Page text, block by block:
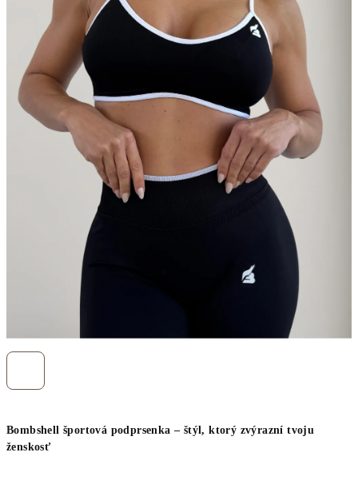
Bombshell športová podprsenka – štýl, ktorý zvýrazní tvoju
ženskosť